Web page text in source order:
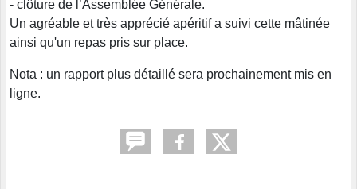
- clôture de l’Assemblée Générale.
Un agréable et très apprécié apéritif a suivi cette mâtinée
ainsi qu'un repas pris sur place.
Nota : un rapport plus détaillé sera prochainement mis en
ligne.